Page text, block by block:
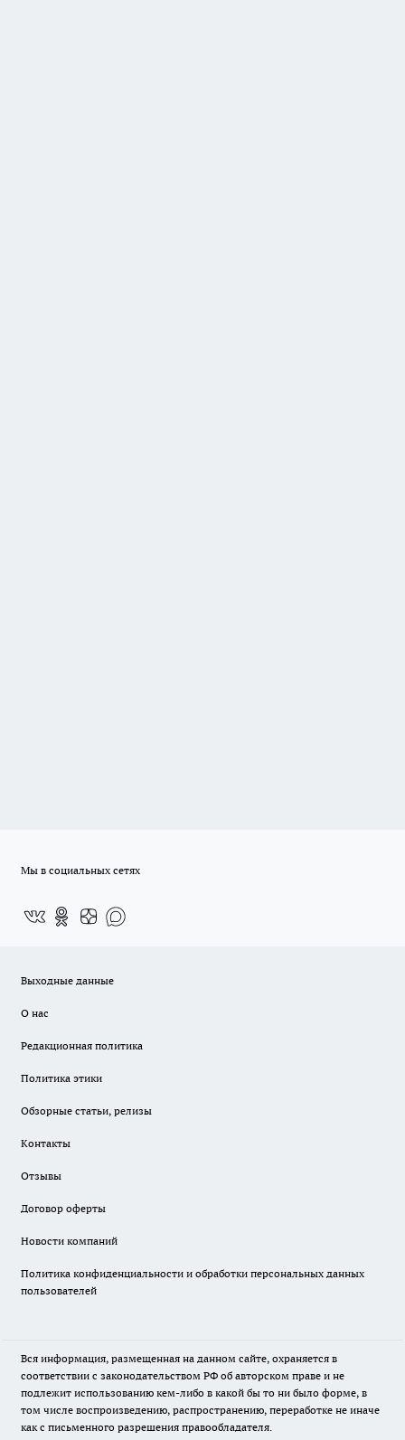
Мы в социальных сетях
Выходные данные
О нас
Редакционная политика
Политика этики
Обзорные статьи, релизы
Контакты
Отзывы
Договор оферты
Новости компаний
Политика конфиденциальности и обработки персональных данных
пользователей
Вся информация, размещенная на данном сайте, охраняется в
соответствии с законодательством РФ об авторском праве и не
подлежит использованию кем-либо в какой бы то ни было форме, в
том числе воспроизведению, распространению, переработке не иначе
как с письменного разрешения правообладателя.